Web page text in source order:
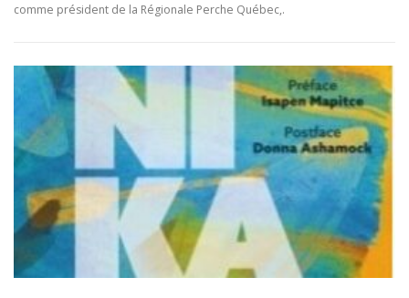
comme président de la Régionale Perche Québec,.